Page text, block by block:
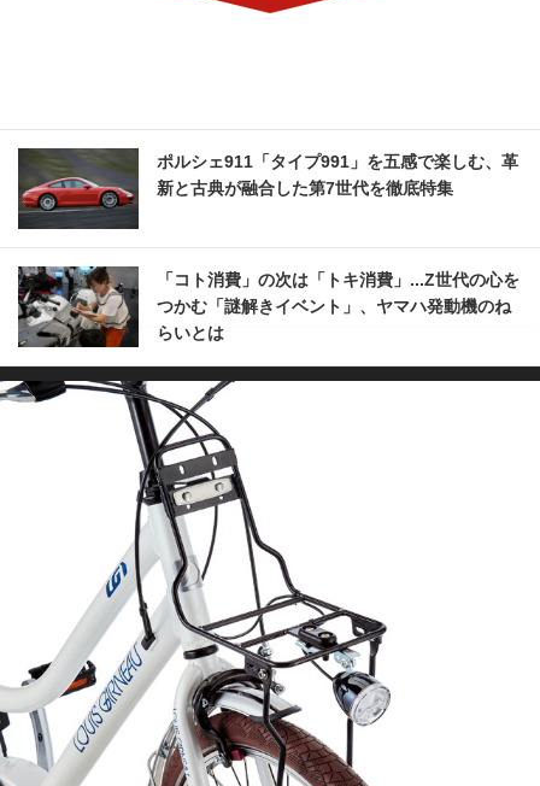
ポルシェ911「タイプ991」を五感で楽しむ、革
新と古典が融合した第7世代を徹底特集
「コト消費」の次は「トキ消費」...Z世代の心を
つかむ「謎解きイベント」、ヤマハ発動機のね
らいとは